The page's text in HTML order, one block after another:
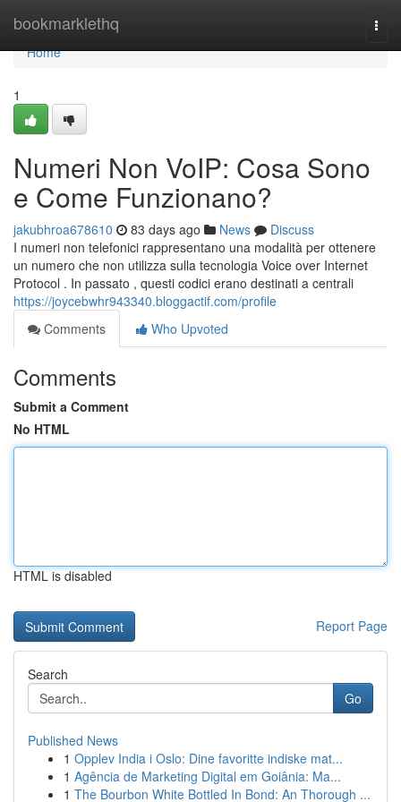
bookmarklethq
Home
Home
1
Numeri Non VoIP: Cosa Sono
e Come Funzionano?
jakubhroa678610 83 days ago News
Discuss
I numeri non telefonici rappresentano una modalità per ottenere
un numero che non utilizza sulla tecnologia Voice over Internet
Protocol . In passato , questi codici erano destinati a centrali
https://joycebwhr943340.bloggactif.com/profile
Comments
Who Upvoted
Comments
Submit a Comment
No HTML
HTML is disabled
Report Page
Search
Go
Published News
1 Opplev India i Oslo: Dine favoritte indiske mat...
1 Agência de Marketing Digital em Goiânia: Ma...
1 The Bourbon White Bottled In Bond: An Thorough ...